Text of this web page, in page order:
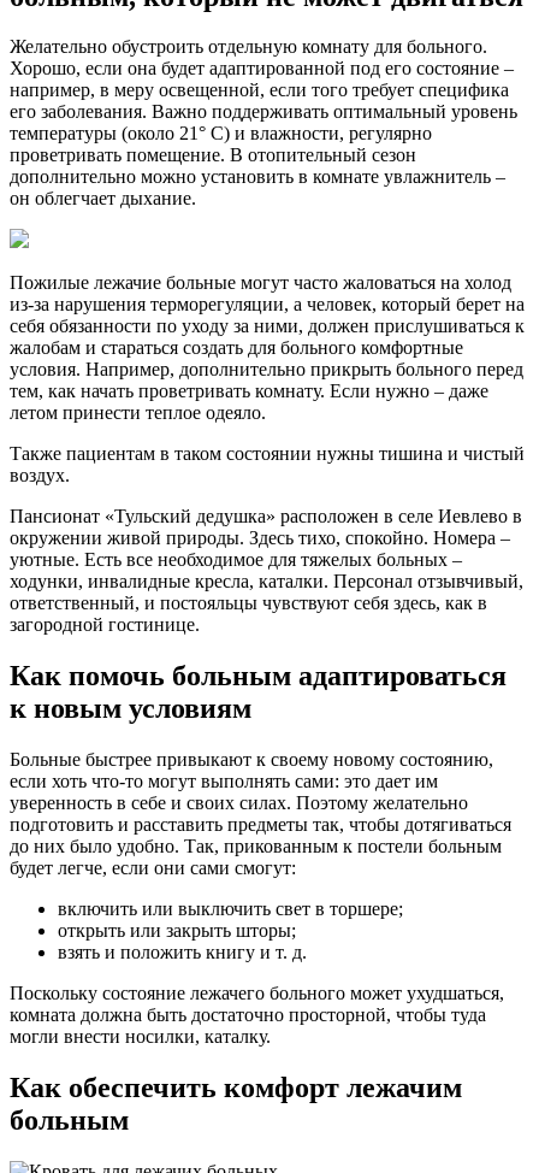
Желательно обустроить отдельную комнату для больного.
Хорошо, если она будет адаптированной под его состояние –
например, в меру освещенной, если того требует специфика
его заболевания. Важно поддерживать оптимальный уровень
температуры (около 21° С) и влажности, регулярно
проветривать помещение. В отопительный сезон
дополнительно можно установить в комнате увлажнитель –
он облегчает дыхание.
Пожилые лежачие больные могут часто жаловаться на холод
из-за нарушения терморегуляции, а человек, который берет на
себя обязанности по уходу за ними, должен прислушиваться к
жалобам и стараться создать для больного комфортные
условия. Например, дополнительно прикрыть больного перед
тем, как начать проветривать комнату. Если нужно – даже
летом принести теплое одеяло.
Также пациентам в таком состоянии нужны тишина и чистый
воздух.
Пансионат «Тульский дедушка» расположен в селе Иевлево в
окружении живой природы. Здесь тихо, спокойно. Номера –
уютные. Есть все необходимое для тяжелых больных –
ходунки, инвалидные кресла, каталки. Персонал отзывчивый,
ответственный, и постояльцы чувствуют себя здесь, как в
загородной гостинице.
Как помочь больным адаптироваться
к новым условиям
Больные быстрее привыкают к своему новому состоянию,
если хоть что-то могут выполнять сами: это дает им
уверенность в себе и своих силах. Поэтому желательно
подготовить и расставить предметы так, чтобы дотягиваться
до них было удобно. Так, прикованным к постели больным
будет легче, если они сами смогут:
включить или выключить свет в торшере;
открыть или закрыть шторы;
взять и положить книгу и т. д.
Поскольку состояние лежачего больного может ухудшаться,
комната должна быть достаточно просторной, чтобы туда
могли внести носилки, каталку.
Как обеспечить комфорт лежачим
больным